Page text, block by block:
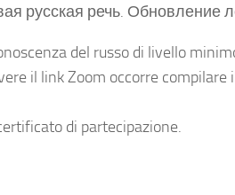
русская речь. Обновление
del russo di livello
il link Zoom occorre
di partecipazione.